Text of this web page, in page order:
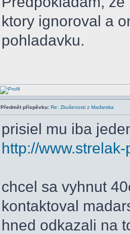
ktory ignoroval a
pohladavku.
Předmět příspěvku: Re: Zkušenosti z Maďarska
prisiel mu iba
http://
chcel sa vyhnut
kontaktoval
hned odkazali na